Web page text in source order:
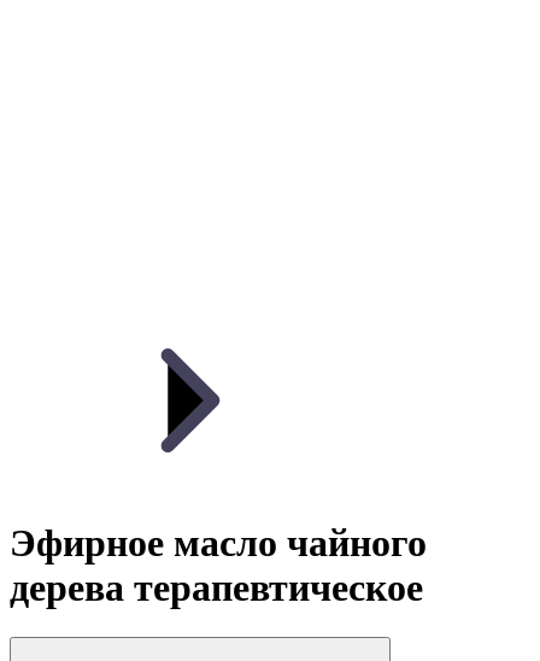
Эфирное масло чайного
дерева терапевтическое